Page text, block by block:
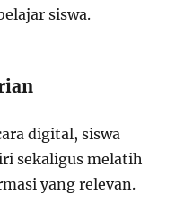
siswa.
digital, siswa
sekaligus melatih
yang relevan.